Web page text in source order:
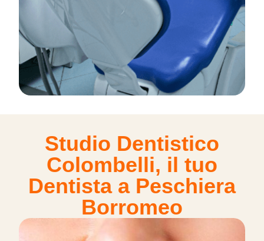
Studio Dentistico
Colombelli, il tuo
Dentista a Peschiera
Borromeo